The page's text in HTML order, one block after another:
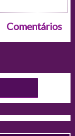
Comentários